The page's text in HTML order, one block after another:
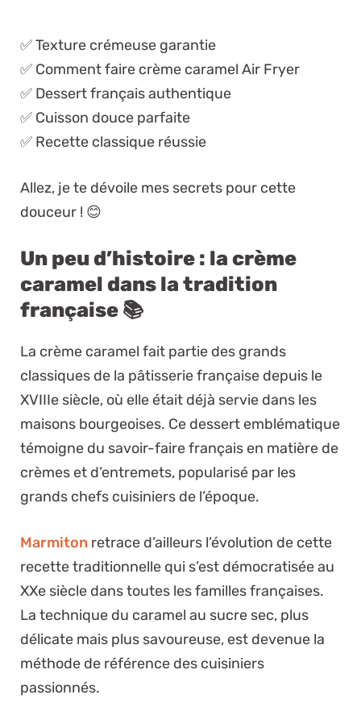
✅ Texture crémeuse garantie
✅ Comment faire crème caramel Air Fryer
✅ Dessert français authentique
✅ Cuisson douce parfaite
✅ Recette classique réussie
Allez, je te dévoile mes secrets pour cette
douceur ! 😊
Un peu d’histoire : la crème
caramel dans la tradition
française 📚
La crème caramel fait partie des grands
classiques de la pâtisserie française depuis le
XVIIIe siècle, où elle était déjà servie dans les
maisons bourgeoises. Ce dessert emblématique
témoigne du savoir-faire français en matière de
crèmes et d’entremets, popularisé par les
grands chefs cuisiniers de l’époque.
Marmiton retrace d’ailleurs l’évolution de cette
recette traditionnelle qui s’est démocratisée au
XXe siècle dans toutes les familles françaises.
La technique du caramel au sucre sec, plus
délicate mais plus savoureuse, est devenue la
méthode de référence des cuisiniers
passionnés.